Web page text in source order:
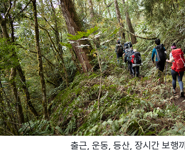
출근, 운동, 등산, 장시간 보행